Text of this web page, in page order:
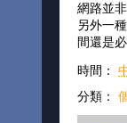
網路並
另外一
間還是
時間：
分類：